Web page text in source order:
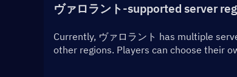
ヴァロラント-supported server
Currently, ヴァロラント has multiple
other regions. Players can choose their